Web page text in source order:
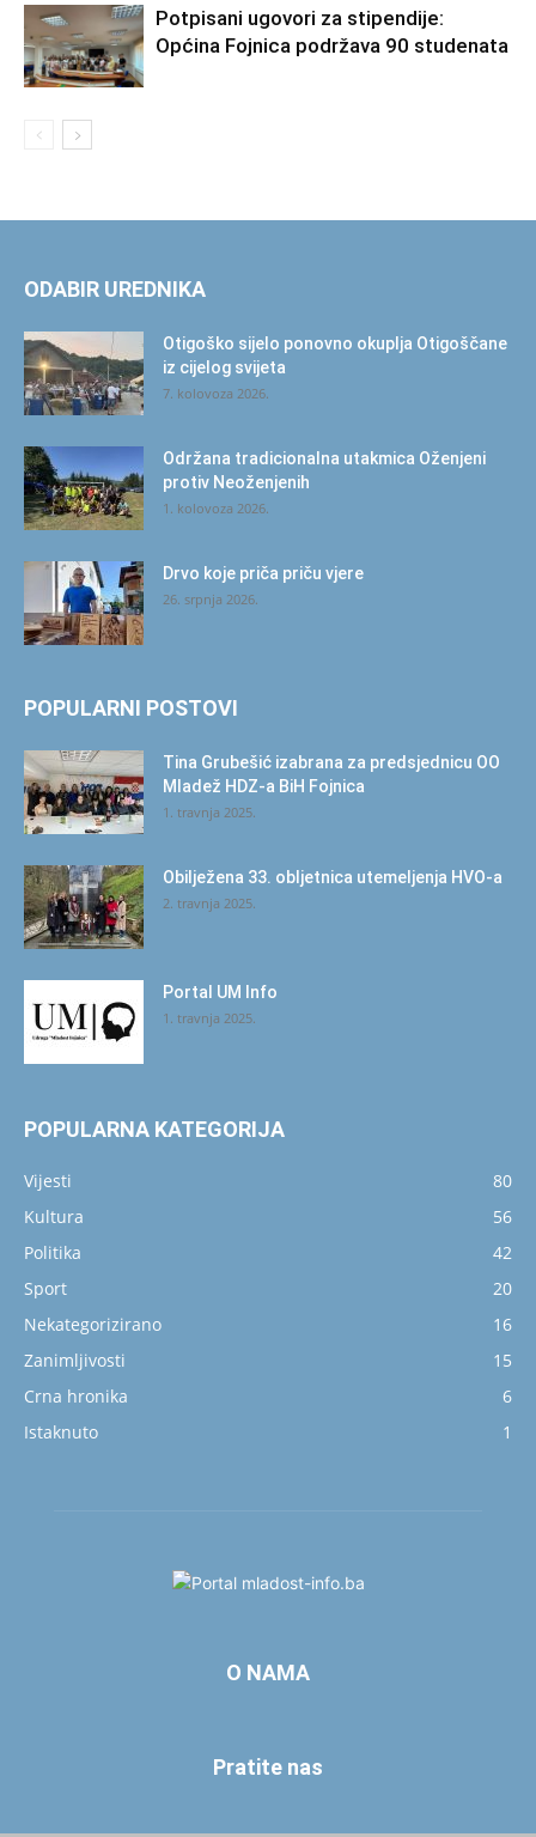
Potpisani ugovori za stipendije:
Općina Fojnica podržava 90 studenata
ODABIR UREDNIKA
Otigoško sijelo ponovno okuplja Otigoščane
iz cijelog svijeta
7. kolovoza 2026.
Održana tradicionalna utakmica Oženjeni
protiv Neoženjenih
1. kolovoza 2026.
Drvo koje priča priču vjere
26. srpnja 2026.
POPULARNI POSTOVI
Tina Grubešić izabrana za predsjednicu OO
Mladež HDZ-a BiH Fojnica
1. travnja 2025.
Obilježena 33. obljetnica utemeljenja HVO-a
2. travnja 2025.
Portal UM Info
1. travnja 2025.
POPULARNA KATEGORIJA
Vijesti
80
Kultura
56
Politika
42
Sport
20
Nekategorizirano
16
Zanimljivosti
15
Crna hronika
6
Istaknuto
1
O NAMA
Pratite nas